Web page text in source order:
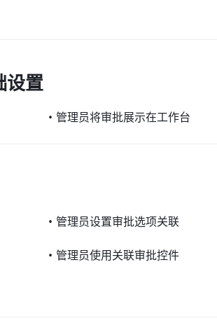
设置
• 管理员将审批展示在工作台
• 管理员设置审批选项关联
• 管理员使用关联审批控件